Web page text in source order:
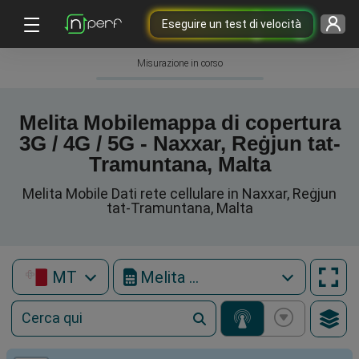
Eseguire un test di velocità
Misurazione in corso
Melita Mobilemappa di copertura
3G / 4G / 5G - Naxxar, Reġjun tat-
Tramuntana, Malta
Melita Mobile Dati rete cellulare in Naxxar, Reġjun
tat-Tramuntana, Malta
MT Melita Mobile